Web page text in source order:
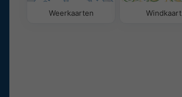
Weerkaarten Windkaart